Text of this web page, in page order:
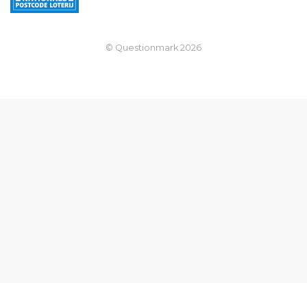
© Questionmark 2026